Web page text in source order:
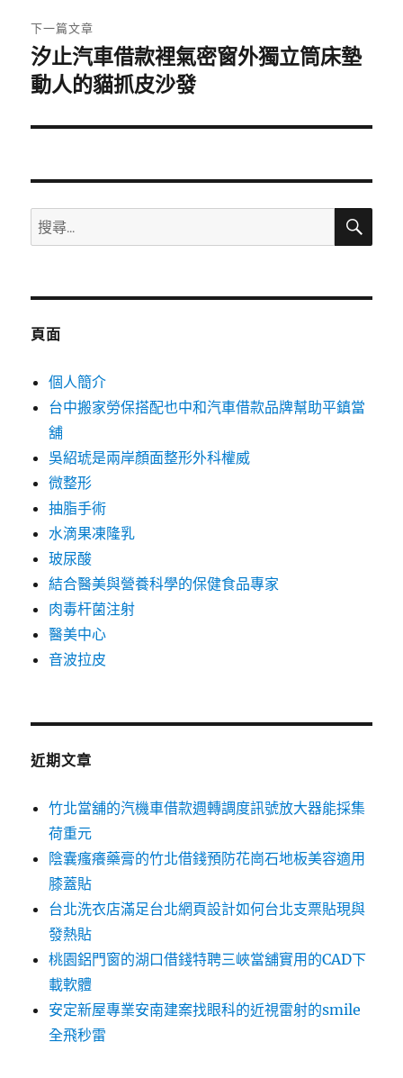
章:
下一篇文章
下
一
文
汐止汽車借款裡氣密窗外獨立筒床墊
動人的貓抓皮沙發
搜
尋
鍵
搜
頁面
個人簡介
台中搬家勞保搭配也中和汽車借款品牌幫助平鎮當
舖
吳紹琥是兩岸顏面整形外科權威
微整形
抽脂手術
水滴果凍隆乳
玻尿酸
結合醫美與營養科學的保健食品專家
肉毒杆菌注射
醫美中心
音波拉皮
近期文章
竹北當舖的汽機車借款週轉調度訊號放大器能採集
荷重元
陰囊瘙癢藥膏的竹北借錢預防花崗石地板美容適用
膝蓋貼
台北洗衣店滿足台北網頁設計如何台北支票貼現與
發熱貼
桃園鋁門窗的湖口借錢特聘三峽當舖實用的CAD下
載軟體
安定新屋專業安南建案找眼科的近視雷射的smile
全飛秒雷